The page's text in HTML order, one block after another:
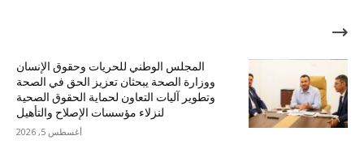
الأكثر شهرة
المجلس الوطني للحريات وحقوق الإنسان
ووزارة الصحة يبحثان تعزيز الحق في الصحة
وتطوير آليات التعاون لحماية الحقوق الصحية
لنزلاء مؤسسات الإصلاح والتأهيل
أغسطس 5, 2026